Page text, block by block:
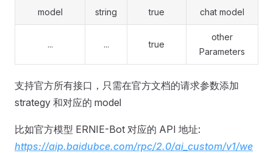
model string true chat model
... ... true
other
Parameters
支持官方所有接口，只需在官方文档的请求参数添加
strategy 和对应的 model
比如官方模型 ERNIE-Bot 对应的 API 地址:
https://aip.baidubce.com/rpc/2.0/ai_custom/v1/we